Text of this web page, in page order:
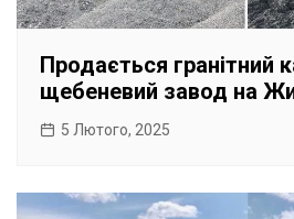
Продається гранітний
щебеневий завод на
5 Лютого, 2025